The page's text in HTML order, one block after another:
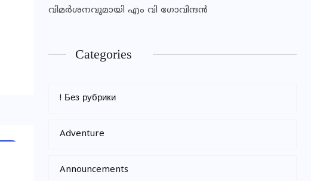
വിമർശനവുമായി എം വി ഗോവിന്ദൻ
Categories
! Без рубрики
Adventure
Announcements